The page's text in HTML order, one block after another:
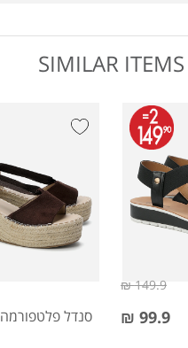
SIMILAR ITEMS
99.9 ₪
149.9 ₪
סנדל פלטפורמה